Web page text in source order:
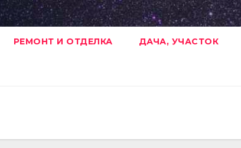
РЕМОНТ И ОТДЕЛКА ДАЧА, УЧАСТОК